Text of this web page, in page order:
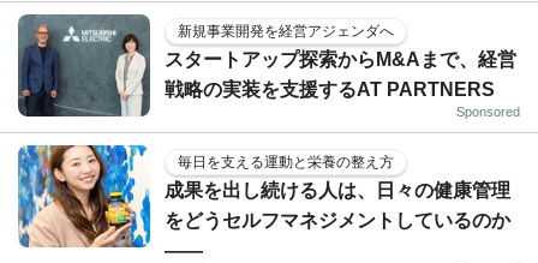
新規事業開発を経営アジェンダへ
スタートアップ探索からM&Aまで、経営
戦略の実装を支援するAT PARTNERS
Sponsored
毎日を支える運動と栄養の整え方
成果を出し続ける人は、日々の健康管理
をどうセルフマネジメントしているのか
——